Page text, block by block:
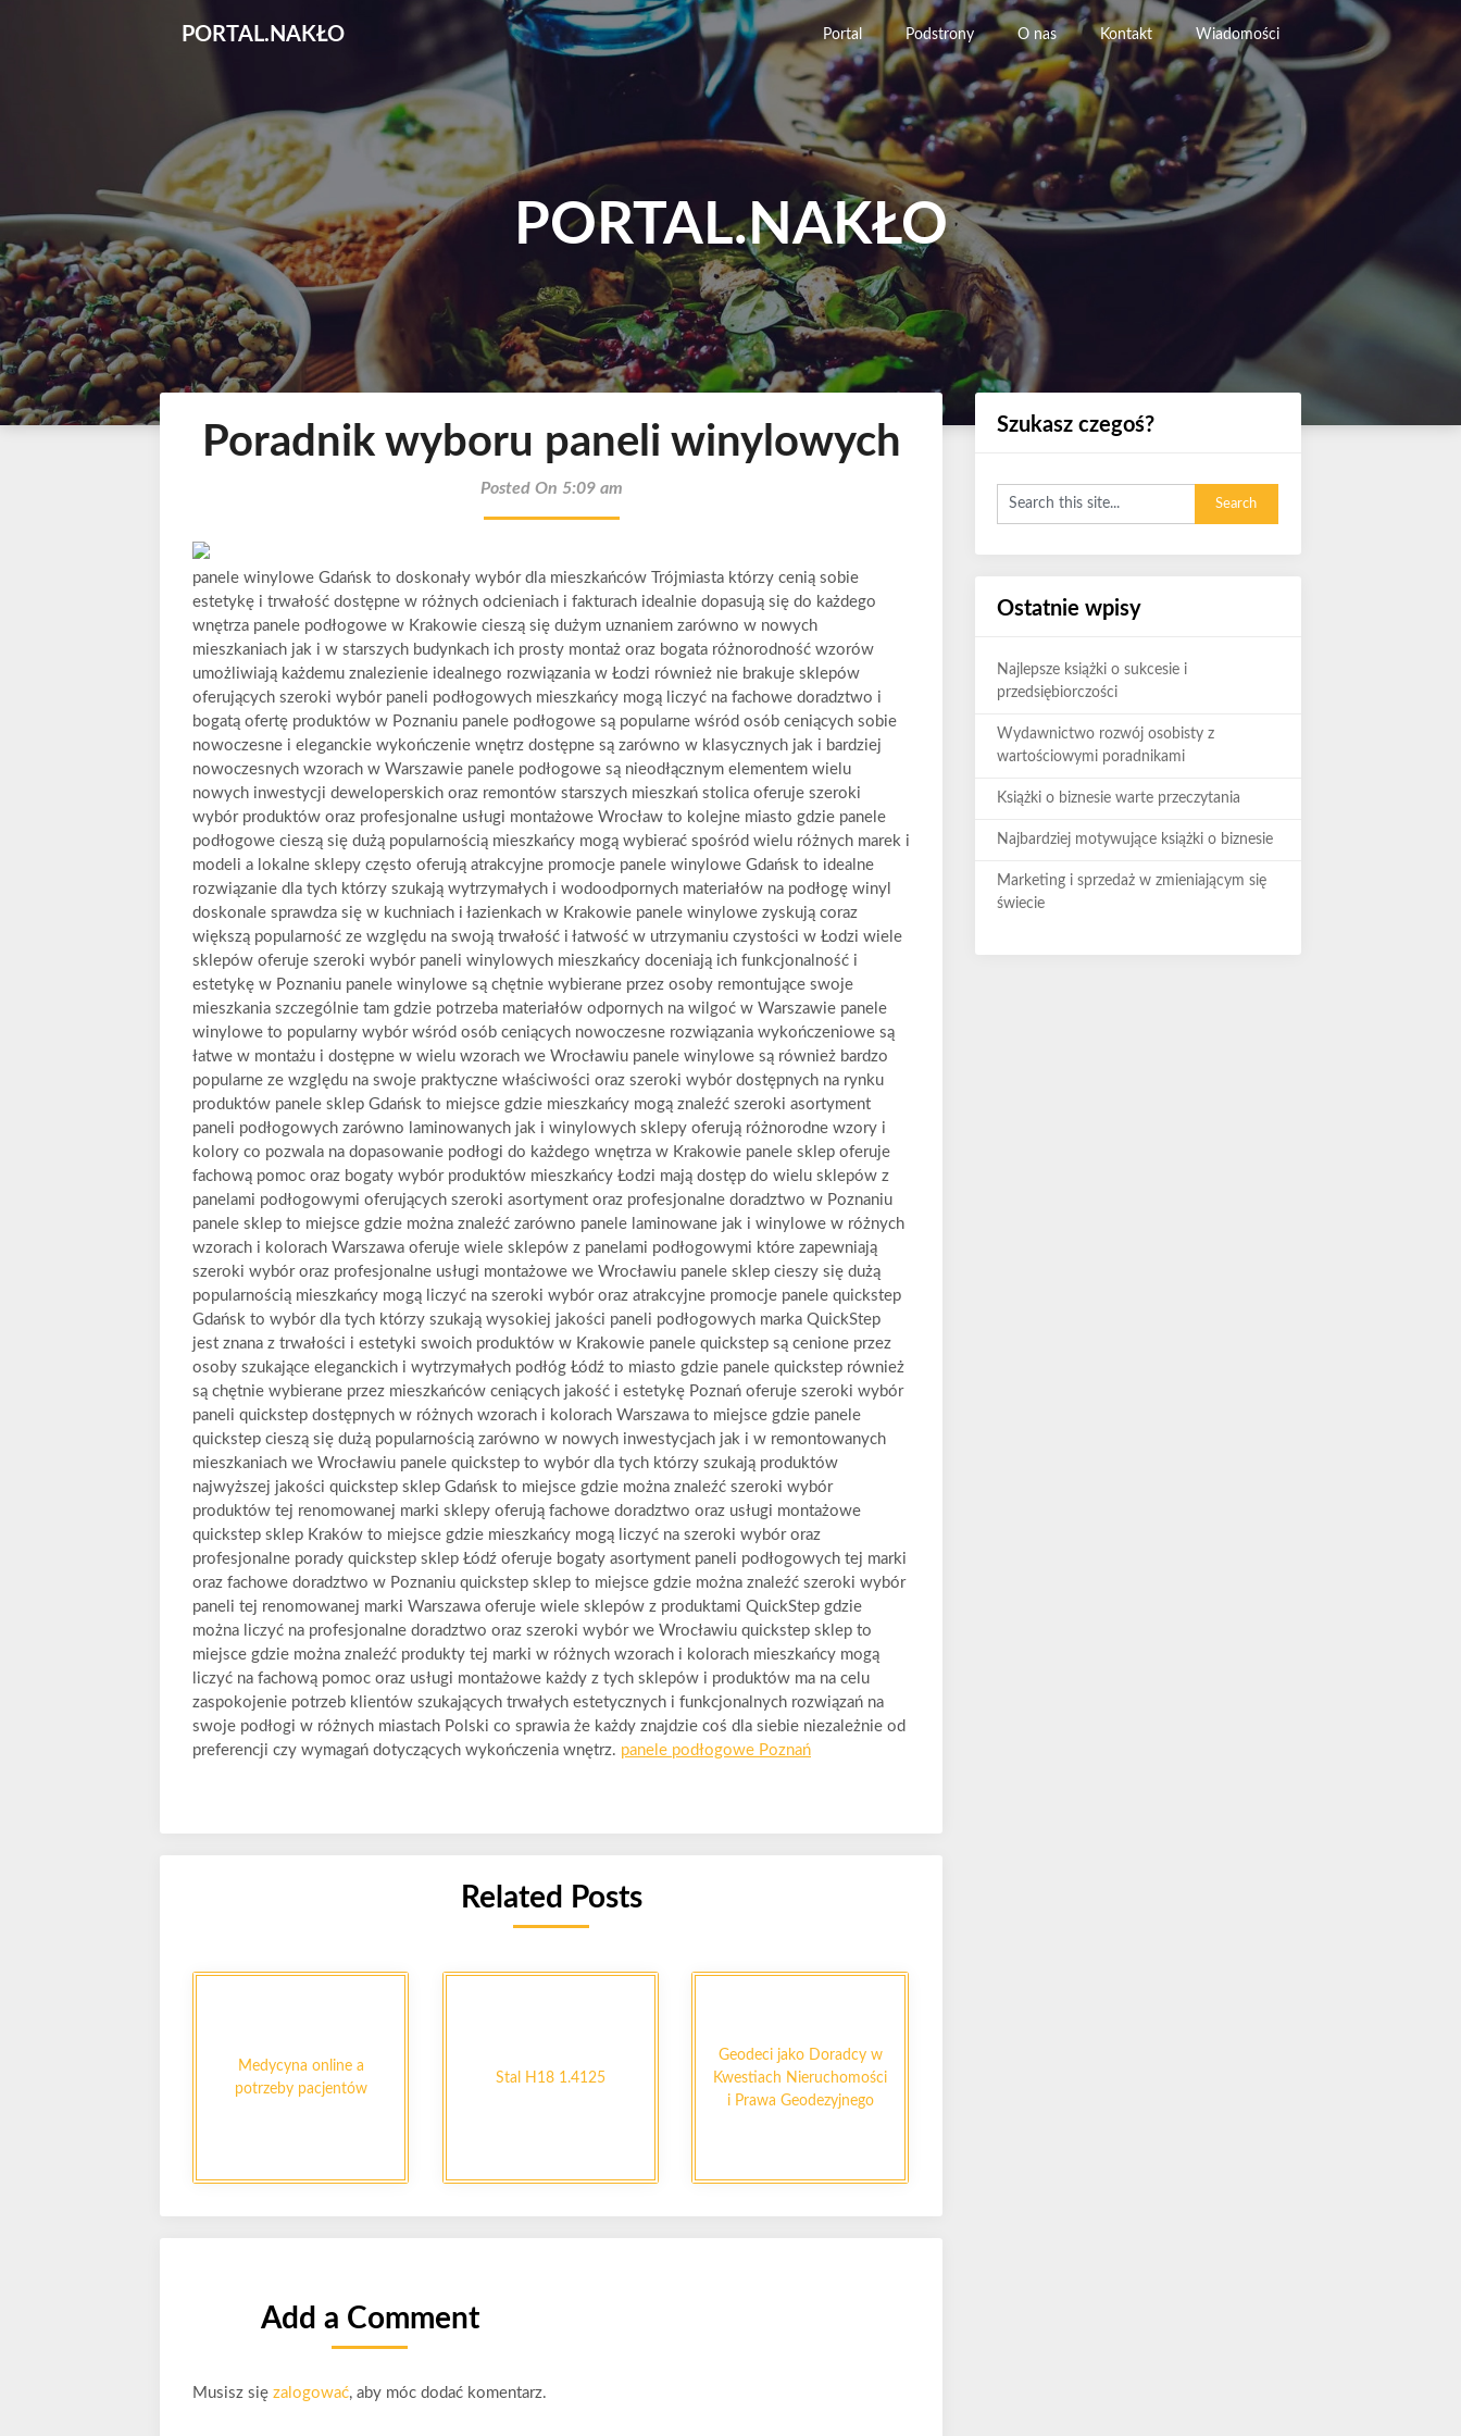
PORTAL.NAKŁO Portal Podstrony O nas Kontakt Wiadomości
PORTAL.NAKŁO
Poradnik wyboru paneli winylowych
Posted On 5:09 am
panele winylowe Gdańsk to doskonały wybór dla mieszkańców Trójmiasta którzy cenią sobie
estetykę i trwałość dostępne w różnych odcieniach i fakturach idealnie dopasują się do każdego
wnętrza panele podłogowe w Krakowie cieszą się dużym uznaniem zarówno w nowych
mieszkaniach jak i w starszych budynkach ich prosty montaż oraz bogata różnorodność wzorów
umożliwiają każdemu znalezienie idealnego rozwiązania w Łodzi również nie brakuje sklepów
oferujących szeroki wybór paneli podłogowych mieszkańcy mogą liczyć na fachowe doradztwo i
bogatą ofertę produktów w Poznaniu panele podłogowe są popularne wśród osób ceniących sobie
nowoczesne i eleganckie wykończenie wnętrz dostępne są zarówno w klasycznych jak i bardziej
nowoczesnych wzorach w Warszawie panele podłogowe są nieodłącznym elementem wielu
nowych inwestycji deweloperskich oraz remontów starszych mieszkań stolica oferuje szeroki
wybór produktów oraz profesjonalne usługi montażowe Wrocław to kolejne miasto gdzie panele
podłogowe cieszą się dużą popularnością mieszkańcy mogą wybierać spośród wielu różnych marek i
modeli a lokalne sklepy często oferują atrakcyjne promocje panele winylowe Gdańsk to idealne
rozwiązanie dla tych którzy szukają wytrzymałych i wodoodpornych materiałów na podłogę winyl
doskonale sprawdza się w kuchniach i łazienkach w Krakowie panele winylowe zyskują coraz
większą popularność ze względu na swoją trwałość i łatwość w utrzymaniu czystości w Łodzi wiele
sklepów oferuje szeroki wybór paneli winylowych mieszkańcy doceniają ich funkcjonalność i
estetykę w Poznaniu panele winylowe są chętnie wybierane przez osoby remontujące swoje
mieszkania szczególnie tam gdzie potrzeba materiałów odpornych na wilgoć w Warszawie panele
winylowe to popularny wybór wśród osób ceniących nowoczesne rozwiązania wykończeniowe są
łatwe w montażu i dostępne w wielu wzorach we Wrocławiu panele winylowe są również bardzo
popularne ze względu na swoje praktyczne właściwości oraz szeroki wybór dostępnych na rynku
produktów panele sklep Gdańsk to miejsce gdzie mieszkańcy mogą znaleźć szeroki asortyment
paneli podłogowych zarówno laminowanych jak i winylowych sklepy oferują różnorodne wzory i
kolory co pozwala na dopasowanie podłogi do każdego wnętrza w Krakowie panele sklep oferuje
fachową pomoc oraz bogaty wybór produktów mieszkańcy Łodzi mają dostęp do wielu sklepów z
panelami podłogowymi oferujących szeroki asortyment oraz profesjonalne doradztwo w Poznaniu
panele sklep to miejsce gdzie można znaleźć zarówno panele laminowane jak i winylowe w różnych
wzorach i kolorach Warszawa oferuje wiele sklepów z panelami podłogowymi które zapewniają
szeroki wybór oraz profesjonalne usługi montażowe we Wrocławiu panele sklep cieszy się dużą
popularnością mieszkańcy mogą liczyć na szeroki wybór oraz atrakcyjne promocje panele quickstep
Gdańsk to wybór dla tych którzy szukają wysokiej jakości paneli podłogowych marka QuickStep
jest znana z trwałości i estetyki swoich produktów w Krakowie panele quickstep są cenione przez
osoby szukające eleganckich i wytrzymałych podłóg Łódź to miasto gdzie panele quickstep również
są chętnie wybierane przez mieszkańców ceniących jakość i estetykę Poznań oferuje szeroki wybór
paneli quickstep dostępnych w różnych wzorach i kolorach Warszawa to miejsce gdzie panele
quickstep cieszą się dużą popularnością zarówno w nowych inwestycjach jak i w remontowanych
mieszkaniach we Wrocławiu panele quickstep to wybór dla tych którzy szukają produktów
najwyższej jakości quickstep sklep Gdańsk to miejsce gdzie można znaleźć szeroki wybór
produktów tej renomowanej marki sklepy oferują fachowe doradztwo oraz usługi montażowe
quickstep sklep Kraków to miejsce gdzie mieszkańcy mogą liczyć na szeroki wybór oraz
profesjonalne porady quickstep sklep Łódź oferuje bogaty asortyment paneli podłogowych tej marki
oraz fachowe doradztwo w Poznaniu quickstep sklep to miejsce gdzie można znaleźć szeroki wybór
paneli tej renomowanej marki Warszawa oferuje wiele sklepów z produktami QuickStep gdzie
można liczyć na profesjonalne doradztwo oraz szeroki wybór we Wrocławiu quickstep sklep to
miejsce gdzie można znaleźć produkty tej marki w różnych wzorach i kolorach mieszkańcy mogą
liczyć na fachową pomoc oraz usługi montażowe każdy z tych sklepów i produktów ma na celu
zaspokojenie potrzeb klientów szukających trwałych estetycznych i funkcjonalnych rozwiązań na
swoje podłogi w różnych miastach Polski co sprawia że każdy znajdzie coś dla siebie niezależnie od
preferencji czy wymagań dotyczących wykończenia wnętrz. panele podłogowe Poznań
Related Posts
Medycyna online a
potrzeby pacjentów
Stal H18 1.4125
Geodeci jako Doradcy w
Kwestiach Nieruchomości
i Prawa Geodezyjnego
Add a Comment
Musisz się zalogować, aby móc dodać komentarz.
Szukasz czegoś?
Ostatnie wpisy
Najlepsze książki o sukcesie i
przedsiębiorczości
Wydawnictwo rozwój osobisty z
wartościowymi poradnikami
Książki o biznesie warte przeczytania
Najbardziej motywujące książki o biznesie
Marketing i sprzedaż w zmieniającym się
świecie